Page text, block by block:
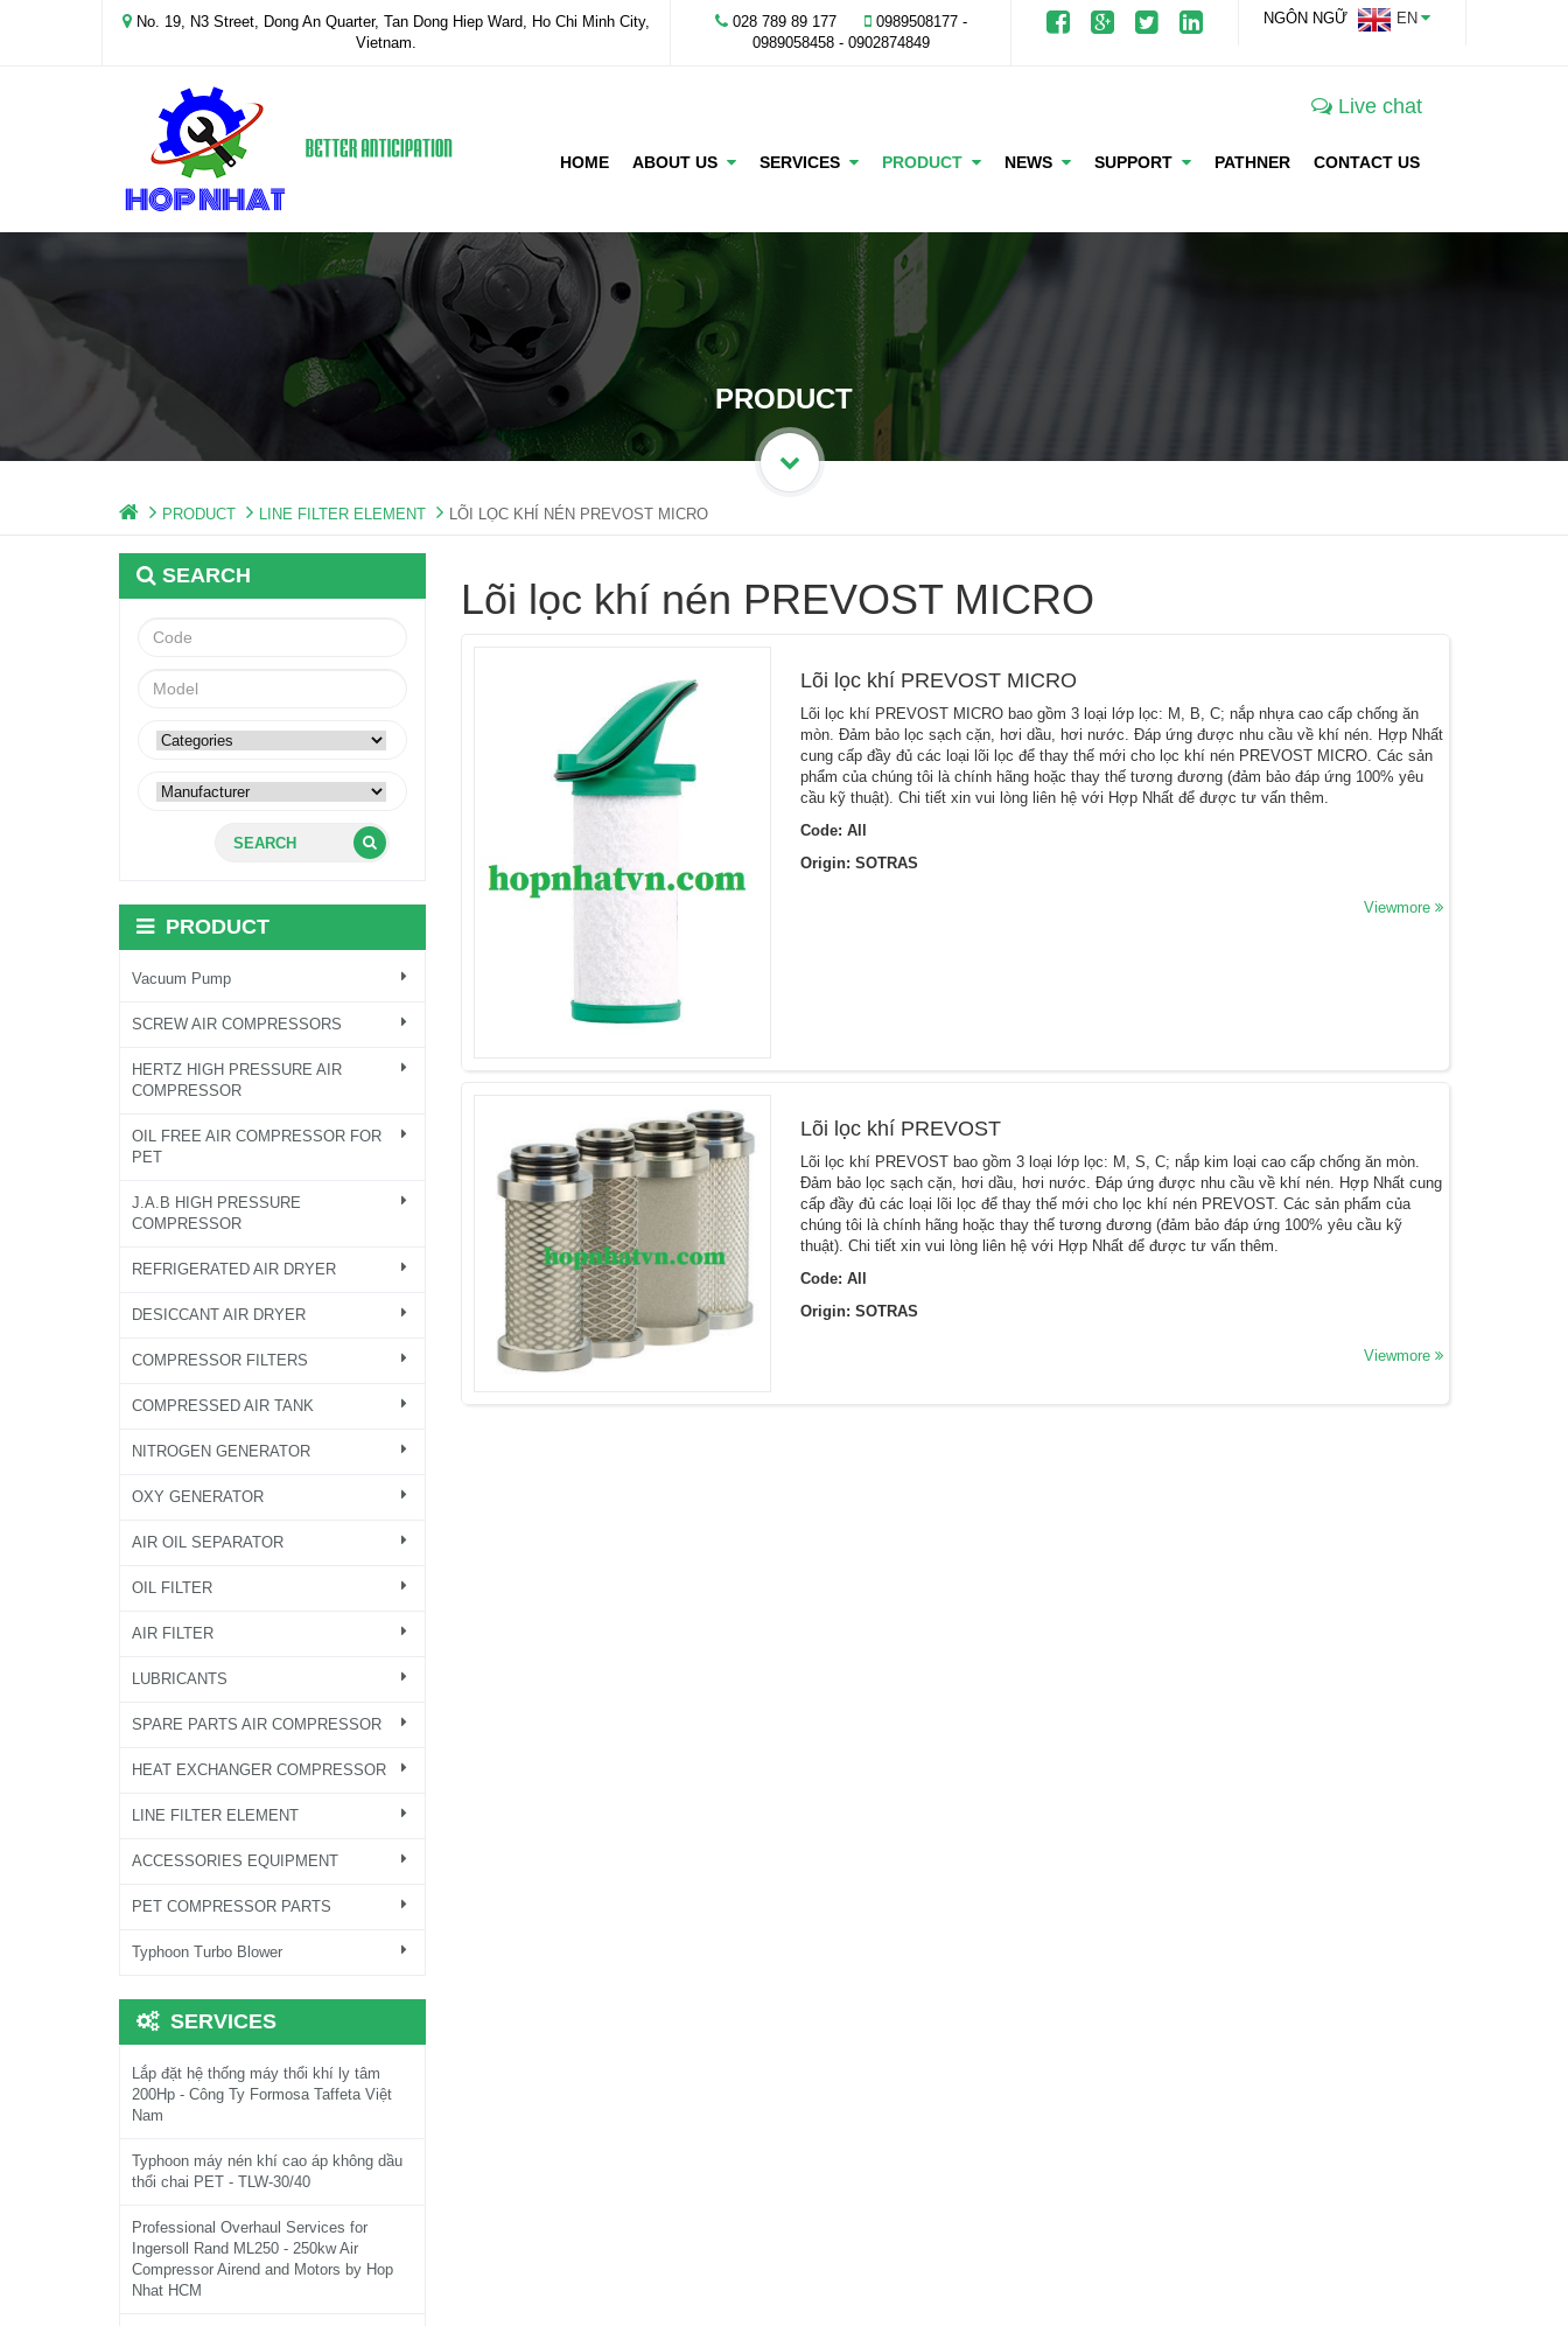
No. 19, N3 Street, Dong An Quarter, Tan Dong Hiep Ward, Ho Chi Minh City,
Vietnam.
028 789 89 177
0989508177 -
‭0989058458‬ - 0902874849
NGÔN NGỮ EN
Live chat
HOME ABOUT US SERVICES PRODUCT NEWS SUPPORT PATHNER CONTACT US
PRODUCT
PRODUCT LINE FILTER ELEMENT LÕI LỌC KHÍ NÉN PREVOST MICRO
Lõi lọc khí nén PREVOST MICRO
Lõi lọc khí PREVOST MICRO
Lõi lọc khí PREVOST MICRO bao gồm 3 loại lớp lọc: M, B, C; nắp nhựa cao cấp chống ăn
mòn. Đảm bảo lọc sạch cặn, hơi dầu, hơi nước. Đáp ứng được nhu cầu về khí nén. Hợp Nhất
cung cấp đầy đủ các loại lõi lọc để thay thế mới cho lọc khí nén PREVOST MICRO. Các sản
phẩm của chúng tôi là chính hãng hoặc thay thế tương đương (đảm bảo đáp ứng 100% yêu
cầu kỹ thuật). Chi tiết xin vui lòng liên hệ với Hợp Nhất để được tư vấn thêm.
Code: All
Origin: SOTRAS
Viewmore
Lõi lọc khí PREVOST
Lõi lọc khí PREVOST bao gồm 3 loại lớp lọc: M, S, C; nắp kim loại cao cấp chống ăn mòn.
Đảm bảo lọc sạch cặn, hơi dầu, hơi nước. Đáp ứng được nhu cầu về khí nén. Hợp Nhất cung
cấp đầy đủ các loại lõi lọc để thay thế mới cho lọc khí nén PREVOST. Các sản phẩm của
chúng tôi là chính hãng hoặc thay thế tương đương (đảm bảo đáp ứng 100% yêu cầu kỹ
thuật). Chi tiết xin vui lòng liên hệ với Hợp Nhất để được tư vấn thêm.
Code: All
Origin: SOTRAS
Viewmore
SEARCH
SEARCH
PRODUCT
Vacuum Pump
SCREW AIR COMPRESSORS
HERTZ HIGH PRESSURE AIR
COMPRESSOR
OIL FREE AIR COMPRESSOR FOR
PET
J.A.B HIGH PRESSURE
COMPRESSOR
REFRIGERATED AIR DRYER
DESICCANT AIR DRYER
COMPRESSOR FILTERS
COMPRESSED AIR TANK
NITROGEN GENERATOR
OXY GENERATOR
AIR OIL SEPARATOR
OIL FILTER
AIR FILTER
LUBRICANTS
SPARE PARTS AIR COMPRESSOR
HEAT EXCHANGER COMPRESSOR
LINE FILTER ELEMENT
ACCESSORIES EQUIPMENT
PET COMPRESSOR PARTS
Typhoon Turbo Blower
SERVICES
Lắp đặt hệ thống máy thổi khí ly tâm
200Hp - Công Ty Formosa Taffeta Việt
Nam
Typhoon máy nén khí cao áp không dầu
thổi chai PET - TLW-30/40
Professional Overhaul Services for
Ingersoll Rand ML250 - 250kw Air
Compressor Airend and Motors by Hop
Nhat HCM